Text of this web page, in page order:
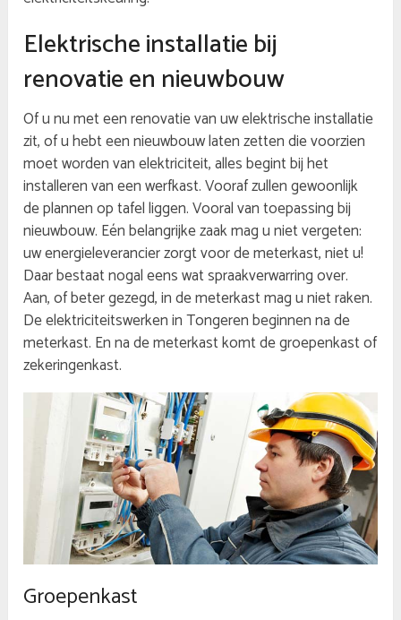
Elektrische installatie bij
renovatie en nieuwbouw
Of u nu met een renovatie van uw elektrische installatie
zit, of u hebt een nieuwbouw laten zetten die voorzien
moet worden van elektriciteit, alles begint bij het
installeren van een werfkast. Vooraf zullen gewoonlijk
de plannen op tafel liggen. Vooral van toepassing bij
nieuwbouw. Eén belangrijke zaak mag u niet vergeten:
uw energieleverancier zorgt voor de meterkast, niet u!
Daar bestaat nogal eens wat spraakverwarring over.
Aan, of beter gezegd, in de meterkast mag u niet raken.
De elektriciteitswerken in Tongeren beginnen na de
meterkast. En na de meterkast komt de groepenkast of
zekeringenkast.
Groepenkast